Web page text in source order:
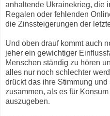
anhaltende Ukrainekrieg, die
Regalen oder fehlenden
die Zinssteigerungen der
Und oben drauf kommt auch
jeher ein gewichtiger
Menschen ständig zu hören
alles nur noch schlechter
drückt das ihre Stimmung
zusammen, als es für
auszugeben.